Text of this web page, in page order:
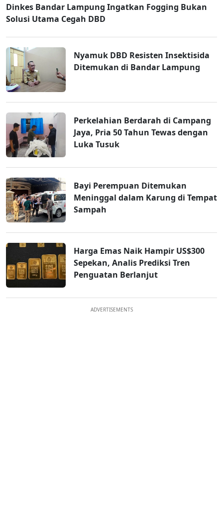
Dinkes Bandar Lampung Ingatkan Fogging Bukan
Solusi Utama Cegah DBD
Nyamuk DBD Resisten Insektisida
Ditemukan di Bandar Lampung
Perkelahian Berdarah di Campang
Jaya, Pria 50 Tahun Tewas dengan
Luka Tusuk
Bayi Perempuan Ditemukan
Meninggal dalam Karung di Tempat
Sampah
Harga Emas Naik Hampir US$300
Sepekan, Analis Prediksi Tren
Penguatan Berlanjut
ADVERTISEMENTS